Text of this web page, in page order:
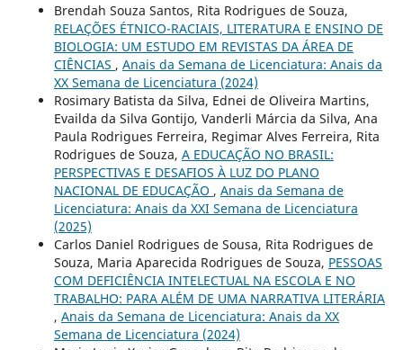
Brendah Souza Santos, Rita Rodrigues de Souza,
RELAÇÕES ÉTNICO-RACIAIS, LITERATURA E ENSINO DE
BIOLOGIA: UM ESTUDO EM REVISTAS DA ÁREA DE
CIÊNCIAS , Anais da Semana de Licenciatura: Anais da
XX Semana de Licenciatura (2024)
Rosimary Batista da Silva, Ednei de Oliveira Martins,
Evailda da Silva Gontijo, Vanderli Márcia da Silva, Ana
Paula Rodrigues Ferreira, Regimar Alves Ferreira, Rita
Rodrigues de Souza, A EDUCAÇÃO NO BRASIL:
PERSPECTIVAS E DESAFIOS À LUZ DO PLANO
NACIONAL DE EDUCAÇÃO , Anais da Semana de
Licenciatura: Anais da XXI Semana de Licenciatura
(2025)
Carlos Daniel Rodrigues de Sousa, Rita Rodrigues de
Souza, Maria Aparecida Rodrigues de Souza, PESSOAS
COM DEFICIÊNCIA INTELECTUAL NA ESCOLA E NO
TRABALHO: PARA ALÉM DE UMA NARRATIVA LITERÁRIA
, Anais da Semana de Licenciatura: Anais da XX
Semana de Licenciatura (2024)